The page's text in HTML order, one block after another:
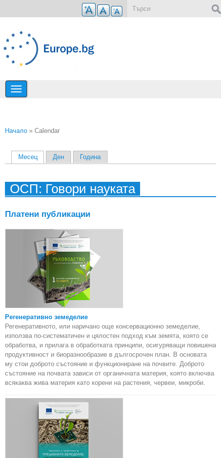
Премини към основното съдържание
Начало » Calendar
Primary tabs
Месец(активен раздел)
Ден Година
ОСП: Говори науката
Платени публикации
Регенеративно земеделие
Регенеративното, или наричано още консервационно земеделие,
използва по-систематичен и цялостен подход към земята, която се
обработва, и прилага в обработката принципи, осигуряващи повишена
продуктивност и биоразнообразие в дългосрочен план. В основата
му стои доброто състояние и функциониране на почвите. Доброто
състояние на почвата зависи от органичната материя, която включва
всякаква жива материя като корени на растения, червеи, микроби.